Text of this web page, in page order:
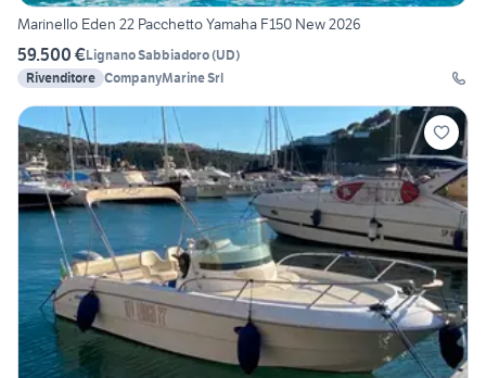
Marinello Eden 22 Pacchetto Yamaha F150 New 2026
59.500 €Lignano Sabbiadoro(UD)
Rivenditore CompanyMarine Srl